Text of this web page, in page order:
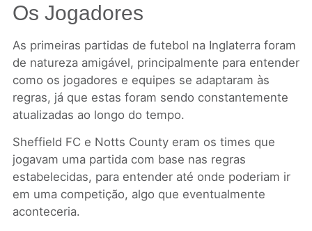
Os Jogadores
As primeiras partidas de futebol na Inglaterra foram
de natureza amigável, principalmente para entender
como os jogadores e equipes se adaptaram às
regras, já que estas foram sendo constantemente
atualizadas ao longo do tempo.
Sheffield FC e Notts County eram os times que
jogavam uma partida com base nas regras
estabelecidas, para entender até onde poderiam ir
em uma competição, algo que eventualmente
aconteceria.